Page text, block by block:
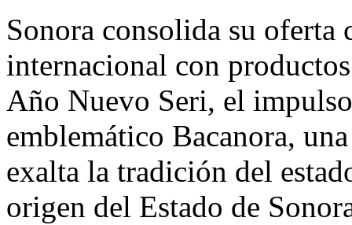
Sonora consolida su
internacional con
Año Nuevo Seri, el
emblemático Bacanora,
exalta la tradición del
origen del Estado de